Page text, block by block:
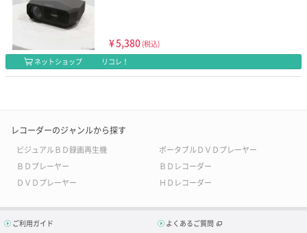
¥5,380 (税込)
ネットショップ
リコレ！
レコーダーのジャンルから探す
ビジュアルＢＤ録画再生機
ポータブルＤＶＤプレーヤー
ＢＤプレーヤー
ＢＤレコーダー
ＤＶＤプレーヤー
ＨＤレコーダー
ご利用ガイド よくあるご質問